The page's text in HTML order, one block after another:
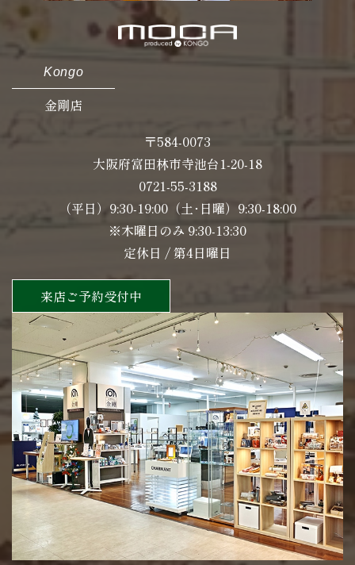
Kongo
金剛店
〒584-0073
大阪府富田林市寺池台1-20-18
0721-55-3188
（平日）9:30-19:00（土･日曜）9:30-18:00
※木曜日のみ 9:30-13:30
定休日 / 第4日曜日
来店ご予約受付中